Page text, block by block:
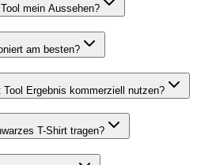
mein Aussehen?
am besten?
Ergebnis kommerziell nutzen?
T-Shirt tragen?